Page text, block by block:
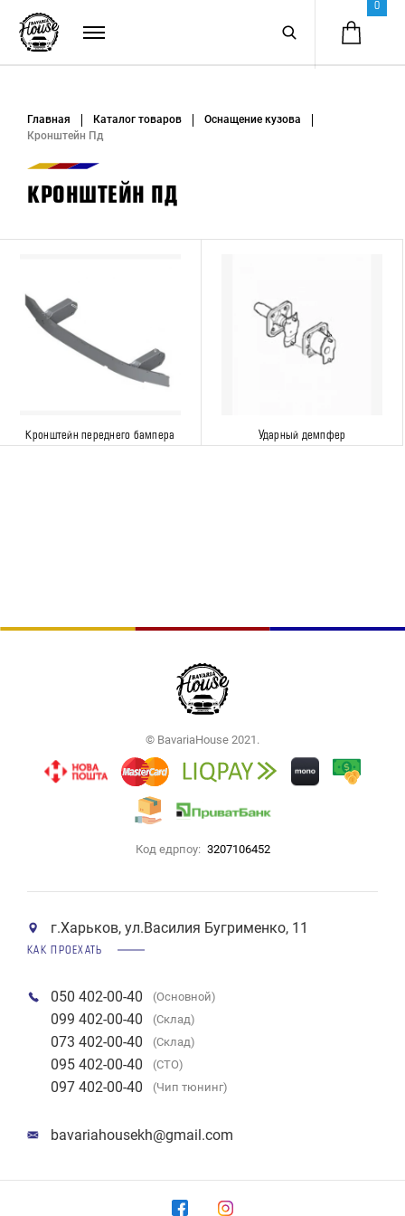
0
Главная Каталог товаров
Оснащение кузова
Кронштейн Пд
КРОНШТЕЙН ПД
Кронштейн переднего бампера Ударный демпфер
© BavariaHouse 2021.
Код едрпоу: 3207106452
г.Харьков, ул.Василия Бугрименко, 11
КАК ПРОЕХАТЬ
050 402-00-40 (Основной)
099 402-00-40 (Склад)
073 402-00-40 (Склад)
095 402-00-40 (СТО)
097 402-00-40 (Чип тюнинг)
bavariahousekh@gmail.com